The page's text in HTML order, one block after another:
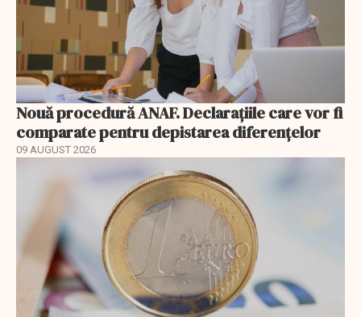
Nouă procedură ANAF. Declarațiile care vor fi
comparate pentru depistarea diferențelor
09 AUGUST 2026